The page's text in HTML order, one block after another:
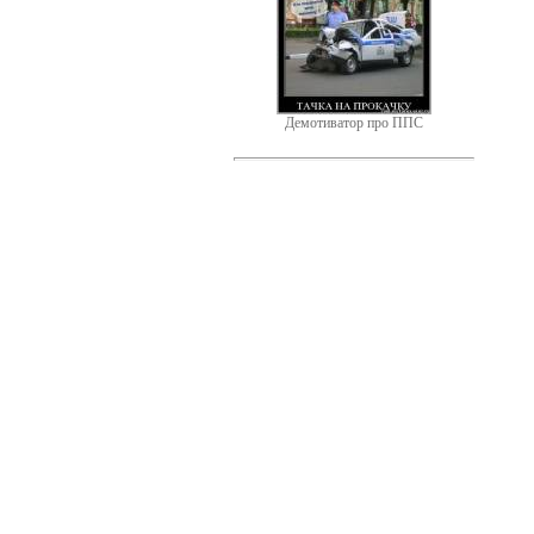
Демотиватор про ППС